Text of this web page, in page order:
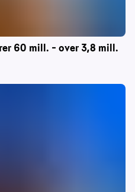
60 mill. – over 3,8 mill.